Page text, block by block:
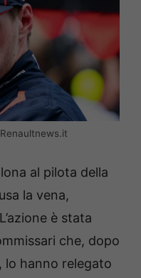
al pilota della
la vena,
è stata
che, dopo
lo hanno relegato